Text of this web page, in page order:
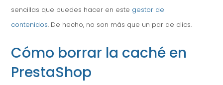
sencillas que puedes hacer en este gestor de
contenidos. De hecho, no son más que un par de clics.
Cómo borrar la caché en
PrestaShop